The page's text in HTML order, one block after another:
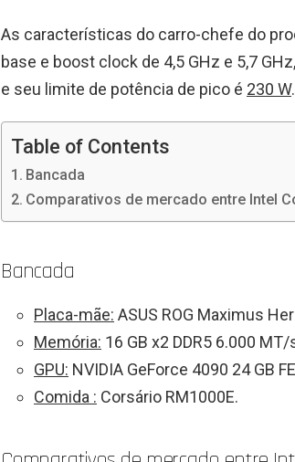
As características do carro-chefe do
base e boost clock de 4,5 GHz e 5,7
e seu limite de potência de pico é 230 W.
Table of Contents
Bancada
Comparativos de mercado entre Intel
Bancada
Placa-mãe: ASUS ROG Maximus
Memória: 16 GB x2 DDR5 6.000 MT/
GPU: NVIDIA GeForce 4090 24 GB
Comida : Corsário RM1000E.